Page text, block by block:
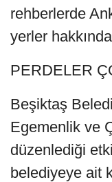
rehberlerde
yerler
PERDELER
Beşiktaş
Egemenlik ve
düzenlediği
belediyeye ait